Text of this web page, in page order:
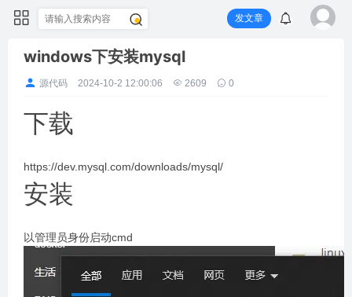
发文章
windows下安装mysql
源代码 2024-10-2 12:00:06 2609 0
下载
https://dev.mysql.com/downloads/mysql/
安装
以管理员身份启动cmd